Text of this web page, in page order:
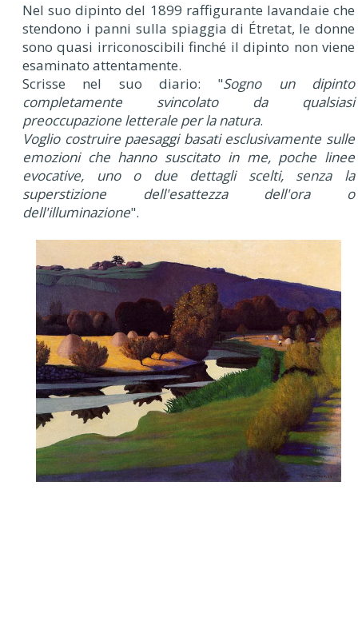
Nel suo dipinto del 1899 raffigurante lavandaie che
stendono i panni sulla spiaggia di Étretat, le donne
sono quasi irriconoscibili finché il dipinto non viene
esaminato attentamente.
Scrisse nel suo diario: "Sogno un dipinto
completamente svincolato da qualsiasi
preoccupazione letterale per la natura.
Voglio costruire paesaggi basati esclusivamente sulle
emozioni che hanno suscitato in me, poche linee
evocative, uno o due dettagli scelti, senza la
superstizione dell'esattezza dell'ora o
dell'illuminazione".